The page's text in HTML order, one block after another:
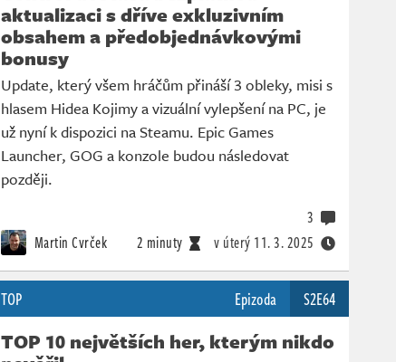
aktualizaci s dříve exkluzivním
obsahem a předobjednávkovými
bonusy
Update, který všem hráčům přináší 3 obleky, misi s
hlasem Hidea Kojimy a vizuální vylepšení na PC, je
už nyní k dispozici na Steamu. Epic Games
Launcher, GOG a konzole budou následovat
později.
Martin Cvrček 2 minuty v úterý 11. 3. 2025
3
TOP Epizoda S2E64
TOP 10 největších her, kterým nikdo